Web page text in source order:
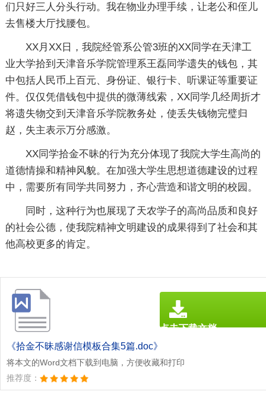
们只好三人分头行动。我在物业办理手续，让老公和侄儿
去售楼大厅找腰包。
XX月XX日，我院经管系公管3班的XX同学在天津工
业大学拾到天津音乐学院管理系王磊同学遗失的钱包，其
中包括人民币上百元、身份证、银行卡、听课证等重要证
件。仅仅凭借钱包中提供的微薄线索，XX同学几经周折才
将遗失物交到天津音乐学院教务处，使丢失钱物完璧归
赵，失主表示万分感激。
XX同学拾金不昧的行为充分体现了我院大学生高尚的
道德情操和精神风貌。在加强大学生思想道德建设的过程
中，需要所有同学共同努力，齐心营造和谐文明的校园。
同时，这种行为也展现了天农学子的高尚品质和良好
的社会公德，使我院精神文明建设的成果得到了社会和其
他高校更多的肯定。
《拾金不昧感谢信模板合集5篇.doc》
将本文的Word文档下载到电脑，方便收藏和打印
推荐度：
点击下载文档